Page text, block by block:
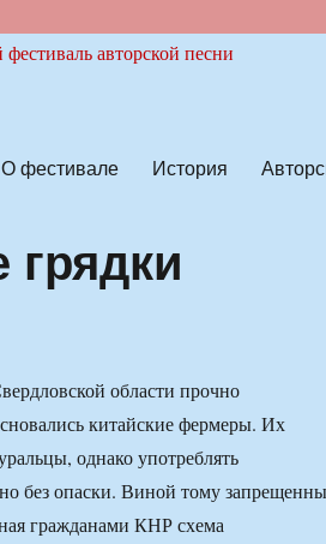
О фестивале История
области прочно
китайские фермеры. Их
однако употреблять
без опаски. Виной тому
гражданами КНР схема